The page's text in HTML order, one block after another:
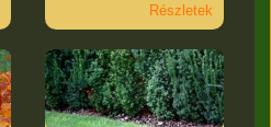
Részletek